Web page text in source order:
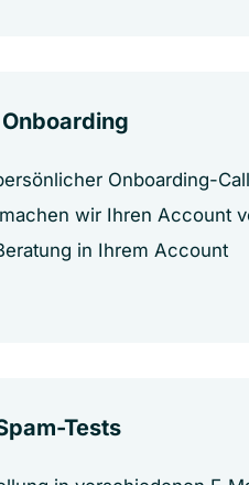
Onboarding-
wir Ihren Account
in Ihrem Account
Tests